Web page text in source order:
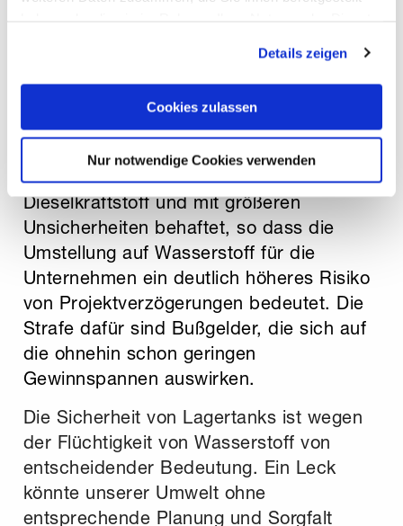
uns, die Cookies einzusetzen, welche unter "Details
zeigen" beschrieben werden. Sie können Ihre Einwilligung
jederzeit anpassen oder widerrufen. Damit Sie alle Inhalte
wie z.B. News sehen können, wählen Sie bitte „Cookies
Details zeigen
Cookies zulassen
Nur notwendige Cookies verwenden
Während ein 1.000-Liter-Dieseltank drei
die gleiche Grundfläche beim Wasserstoff
nur für zwei bis drei Tage. Außerdem ist
die Lieferkette für Wasserstoff weit
weniger ausgereift als die für
Dieselkraftstoff und mit größeren
Unsicherheiten behaftet, so dass die
Umstellung auf Wasserstoff für die
Unternehmen ein deutlich höheres Risiko
von Projektverzögerungen bedeutet. Die
Strafe dafür sind Bußgelder, die sich auf
die ohnehin schon geringen
Gewinnspannen auswirken.
Die Sicherheit von Lagertanks ist wegen
der Flüchtigkeit von Wasserstoff von
entscheidender Bedeutung. Ein Leck
könnte unserer Umwelt ohne
entsprechende Planung und Sorgfalt